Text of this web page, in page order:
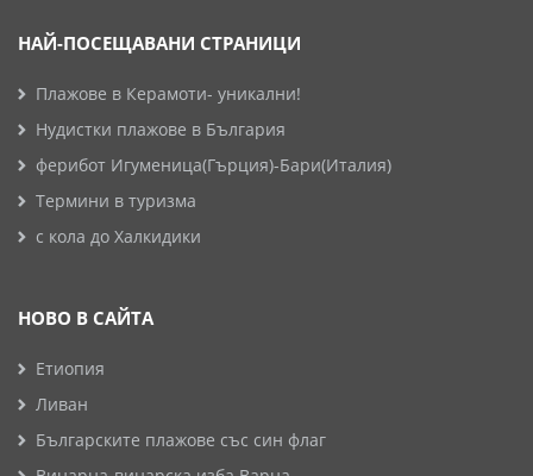
НАЙ-ПОСЕЩАВАНИ СТРАНИЦИ
Плажове в Керамоти- уникални!
Нудистки плажове в България
ферибот Игуменица(Гърция)-Бари(Италия)
Термини в туризма
с кола до Халкидики
НОВО В САЙТА
Етиопия
Ливан
Българските плажове със син флаг